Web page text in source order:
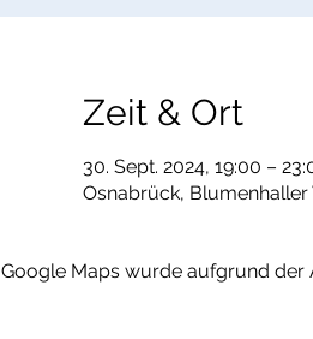
Zeit & Ort
30. Sept. 2024, 19:00 –
Osnabrück,
Google Maps wurde aufgrund der